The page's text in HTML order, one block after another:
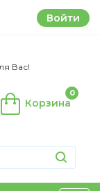
Войти
Вас!
Корзина
0